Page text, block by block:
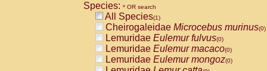
CebidaeCebus capucinus
CebidaeCebus nigrivittatus
CebidaeCebus spp.(0)
CebidaeSaimiri boliviensis(0)
CebidaeSaimiri sciureus(0)
AtelidaeAlouatta caraya(0)
Species: * OR search
All Species(1)
Cheirogaleidae Microcebus murinus(0)
Lemuridae Eulemur fulvus(0)
Lemuridae Eulemur macaco(0)
Lemuridae Eulemur mongoz(0)